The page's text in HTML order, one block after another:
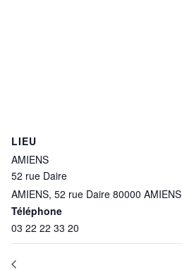
LIEU
AMIENS
52 rue Daire
AMIENS, 52 rue Daire 80000 AMIENS
Téléphone
03 22 22 33 20